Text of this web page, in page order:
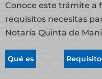
Conoce este trámite a
requisitos necesitas
Notaría Quinta de
Qué es